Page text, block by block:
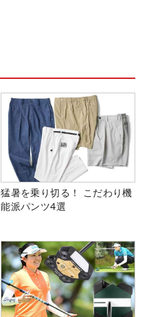
猛暑を乗り切る！ こだわり機
能派パンツ4選